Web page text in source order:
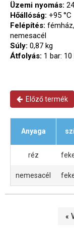
Üzemi nyomás:
Hőállóság: +95 °C
Felépítés:
nemesacél
Súly: 0,87 kg
Átfolyás: 1 bar:
Előző termék
Anyaga
réz
nemesacél
«